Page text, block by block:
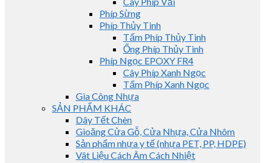
Phíp Sừng
Phíp Thủy Tinh
Tấm Phíp Thủy Tinh
Ống Phíp Thủy Tinh
Phíp Ngọc EPOXY FR4
Cây Phíp Xanh Ngọc
Tấm Phíp Xanh Ngọc
Gia Công Nhựa
SẢN PHẨM KHÁC
Dây Tết Chèn
Gioăng Cửa Gỗ, Cửa Nhựa, Cửa Nhôm
Sản phẩm nhựa y tế (nhựa PET, PP, HDPE)
Vât Liệu Cách Âm Cách Nhiệt